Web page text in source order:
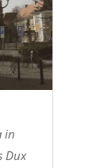
in
Dux